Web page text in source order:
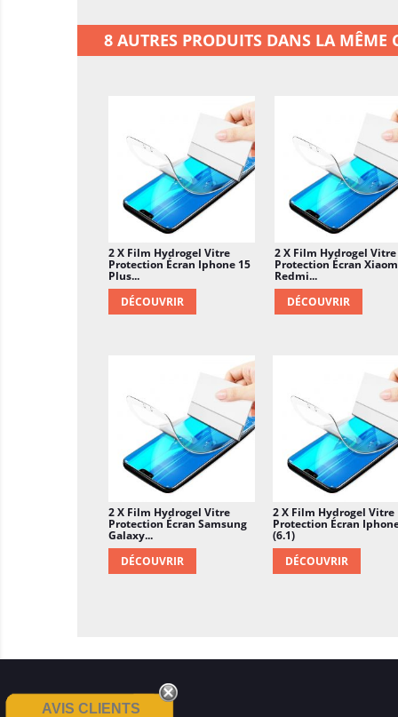
8 AUTRES PRODUITS DANS LA MÊME
2 X Film Hydrogel Vitre
Protection Écran Iphone 15
Plus...
DÉCOUVRIR
2 X Film Hydrogel Vitre
Protection Écran
Redmi...
DÉCOUVRIR
2 X Film Hydrogel Vitre
Protection Écran Samsung
Galaxy...
DÉCOUVRIR
2 X Film Hydrogel Vitre
Protection Écran
(6.1)
DÉCOUVRIR
AVIS CLIENTS